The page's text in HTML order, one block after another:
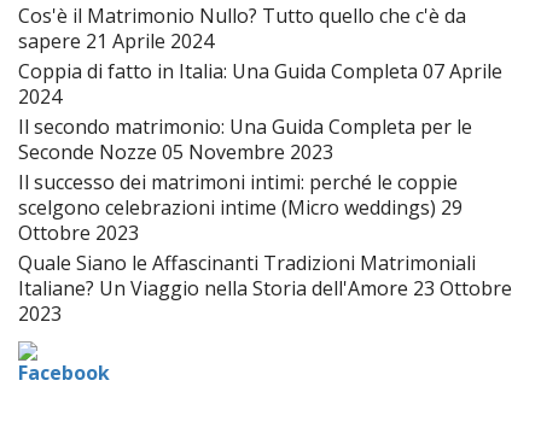
Cos'è il Matrimonio Nullo? Tutto quello che c'è da
sapere 21 Aprile 2024
Coppia di fatto in Italia: Una Guida Completa 07 Aprile
2024
Il secondo matrimonio: Una Guida Completa per le
Seconde Nozze 05 Novembre 2023
Il successo dei matrimoni intimi: perché le coppie
scelgono celebrazioni intime (Micro weddings) 29
Ottobre 2023
Quale Siano le Affascinanti Tradizioni Matrimoniali
Italiane? Un Viaggio nella Storia dell'Amore 23 Ottobre
2023